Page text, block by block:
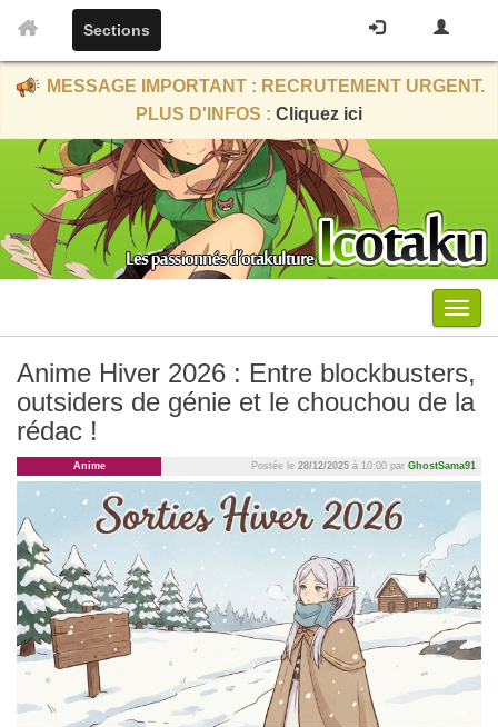
Sections
MESSAGE IMPORTANT : RECRUTEMENT URGENT.
PLUS D'INFOS : Cliquez ici
Menu
Anime Hiver 2026 : Entre blockbusters,
outsiders de génie et le chouchou de la
rédac !
Anime Postée le 28/12/2025 à 10:00 par GhostSama91